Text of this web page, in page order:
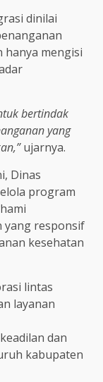
dinilai
hanya mengisi
bertindak
yang
ujarnya.
Dinas
program
yang responsif
kesehatan
lintas
layanan
dan
kabupaten